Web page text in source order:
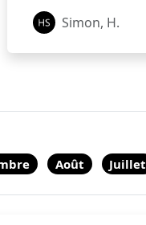
Simon, H.
Août Juillet